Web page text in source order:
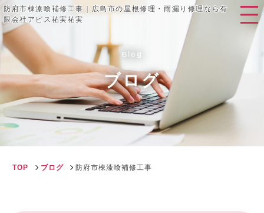
防府市棟漆喰補修工事｜広島市の屋根修理・雨漏り修理なら有
限会社アピス祐実祐実
B o g
ブログ
TOP ブログ 防府市棟漆喰補修工事